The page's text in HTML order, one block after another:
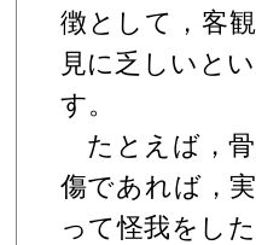
徴として，客
見に乏しいと
す。
たとえば，
傷であれば，
って怪我をし